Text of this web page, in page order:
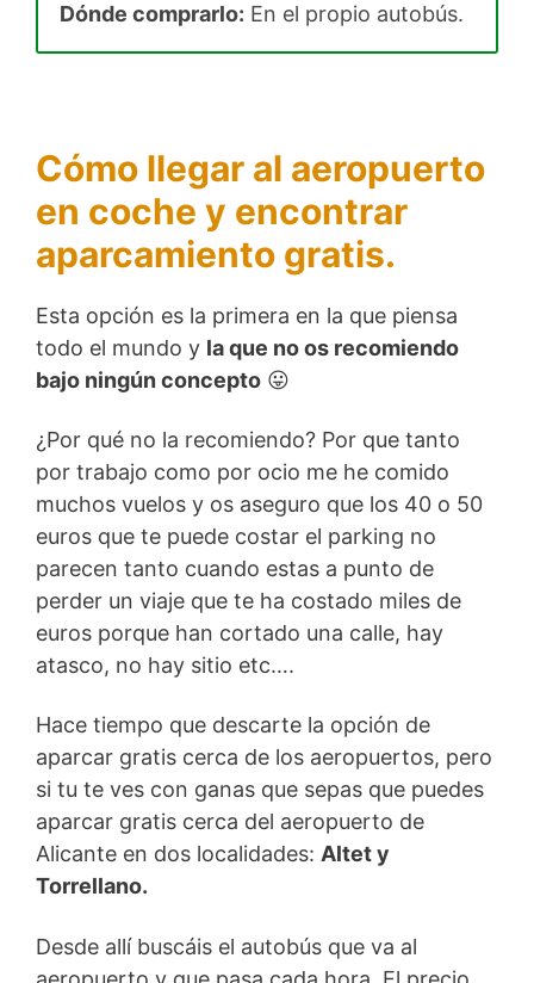
Dónde comprarlo: En el propio autobús.
Cómo llegar al aeropuerto
en coche y encontrar
aparcamiento gratis.
Esta opción es la primera en la que piensa
todo el mundo y la que no os recomiendo
bajo ningún concepto 😛
¿Por qué no la recomiendo? Por que tanto
por trabajo como por ocio me he comido
muchos vuelos y os aseguro que los 40 o 50
euros que te puede costar el parking no
parecen tanto cuando estas a punto de
perder un viaje que te ha costado miles de
euros porque han cortado una calle, hay
atasco, no hay sitio etc….
Hace tiempo que descarte la opción de
aparcar gratis cerca de los aeropuertos, pero
si tu te ves con ganas que sepas que puedes
aparcar gratis cerca del aeropuerto de
Alicante en dos localidades: Altet y
Torrellano.
Desde allí buscáis el autobús que va al